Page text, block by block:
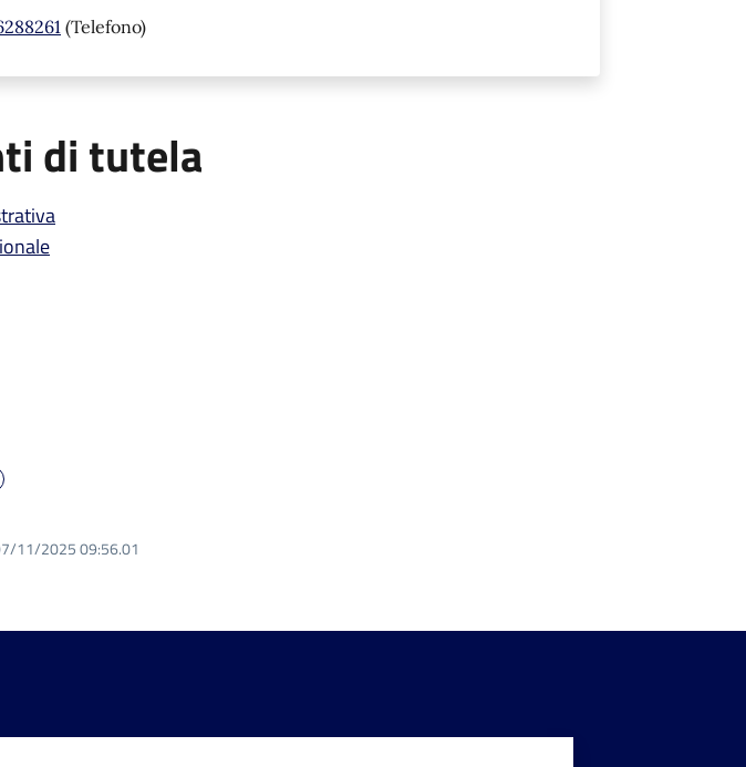
(Telefono)
di tutela
11/2025 09:56.01